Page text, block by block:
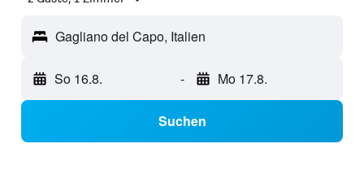
Gagliano del Capo, Italien
So 16.8. - Mo 17.8.
Suchen